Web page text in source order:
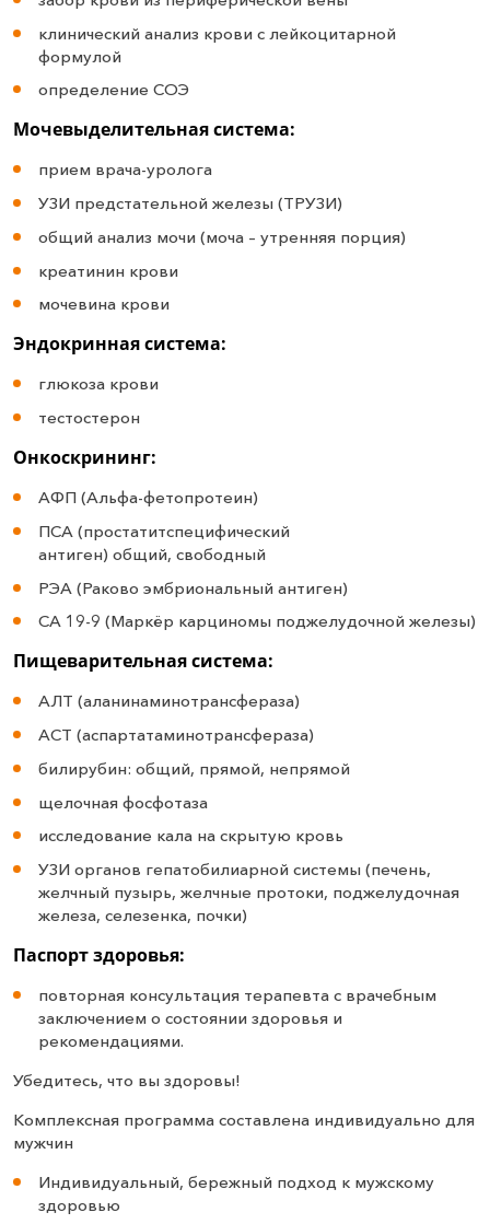
клинический анализ крови с лейкоцитарной
формулой
определение СОЭ
Мочевыделительная система:
прием врача-уролога
УЗИ предстательной железы (ТРУЗИ)
общий анализ мочи (моча – утренняя порция)
креатинин крови
мочевина крови
Эндокринная система:
глюкоза крови
тестостерон
Онкоскрининг:
АФП (Альфа-фетопротеин)
ПСА (простатитспецифический
антиген) общий, свободный
РЭА (Раково эмбриональный антиген)
СА 19-9 (Маркёр карциномы поджелудочной железы)
Пищеварительная система:
АЛТ (аланинаминотрансфераза)
АСТ (аспартатаминотрансфераза)
билирубин: общий, прямой, непрямой
щелочная фосфотаза
исследование кала на скрытую кровь
УЗИ органов гепатобилиарной системы (печень,
желчный пузырь, желчные протоки, поджелудочная
железа, селезенка, почки)
Паспорт здоровья:
повторная консультация терапевта с врачебным
заключением о состоянии здоровья и
рекомендациями.
Убедитесь, что вы здоровы!
Комплексная программа составлена индивидуально для
мужчин
Индивидуальный, бережный подход к мужскому
здоровью